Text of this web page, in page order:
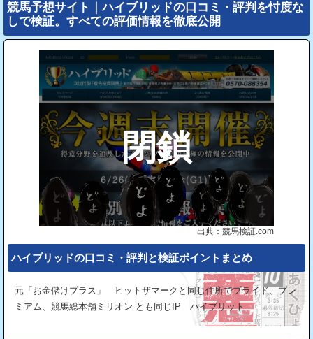
競馬予想サイト｜ハイブリッドの口コミ・評判を忖度な
しで検証。すべての評価情報を徹底公開
閉鎖
出典：競馬検証.com
ハイブリッドの⼝コミ・評判と検証ポイントまとめ
元「お金儲けプラス」 ヒットザマークと同じ住所でプライド、プレ
ミアム、競馬総本舗ミリオン とも同じIP ハイブリット